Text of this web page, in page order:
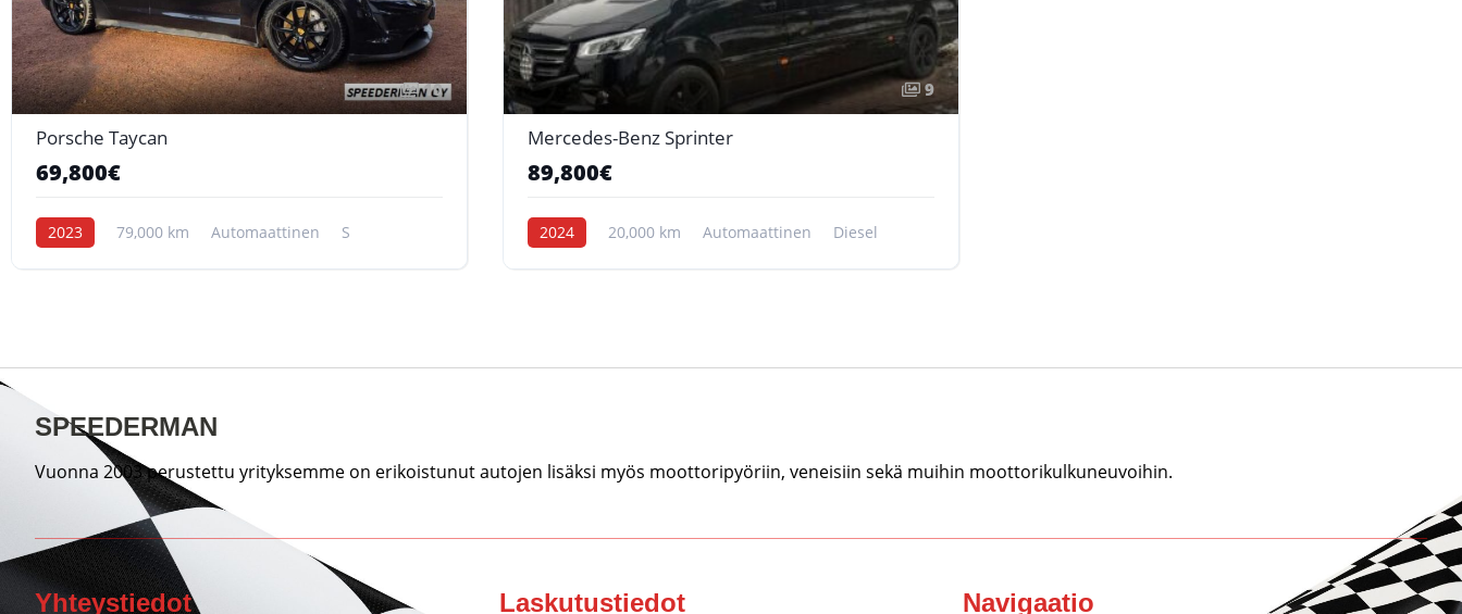
10
Porsche Taycan
69,800€
2023 79,000 km Automaattinen S
9
Mercedes-Benz Sprinter
89,800€
2024 20,000 km Automaattinen Diesel
SPEEDERMAN
Vuonna 2003 perustettu yrityksemme on erikoistunut autojen lisäksi myös moottoripyöriin, veneisiin sekä muihin moottorikulkuneuvoihin.
Yhteystiedot Laskutustiedot Navigaatio